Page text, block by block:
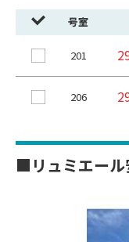
号室
201
206
■リュミエール